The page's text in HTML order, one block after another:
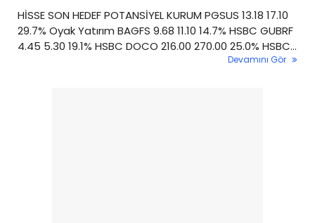
HİSSE SON HEDEF POTANSİYEL KURUM PGSUS 13.18 17.10
29.7% Oyak Yatırım BAGFS 9.68 11.10 14.7% HSBC GUBRF
4.45 5.30 19.1% HSBC DOCO 216.00 270.00 25.0% HSBC
THYAO AZALT ARTIR Morgan Stanley PGSUS AZALT EŞİT
Devamını Gör